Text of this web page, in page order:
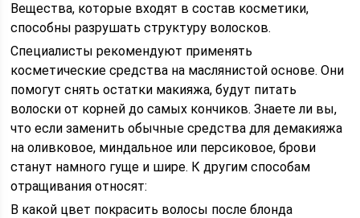
Вещества, которые входят в состав косметики,
способны разрушать структуру волосков.
Специалисты рекомендуют применять
косметические средства на маслянистой основе. Они
помогут снять остатки макияжа, будут питать
волоски от корней до самых кончиков. Знаете ли вы,
что если заменить обычные средства для демакияжа
на оливковое, миндальное или персиковое, брови
станут намного гуще и шире. К другим способам
отращивания относят:
В какой цвет покрасить волосы после блонда